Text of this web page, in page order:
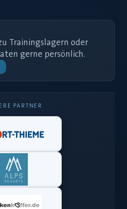
Trainingslagern oder
gerne persönlich.
PARTNER